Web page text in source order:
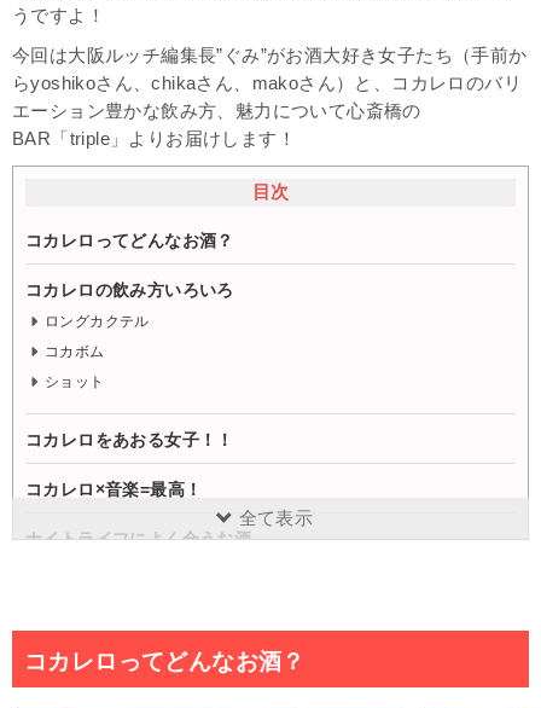
うですよ！
今回は大阪ルッチ編集長”ぐみ”がお酒大好き女子たち（手前か
らyoshikoさん、chikaさん、makoさん）と、コカレロのバリ
エーション豊かな飲み方、魅力について心斎橋の
BAR「triple」よりお届けします！
目次
コカレロってどんなお酒？
コカレロの飲み方いろいろ
ロングカクテル
コカボム
ショット
コカレロをあおる女子！！
コカレロ×音楽=最高！
ナイトライフによく合うお酒
全て表示
コカレロってどんなお酒？